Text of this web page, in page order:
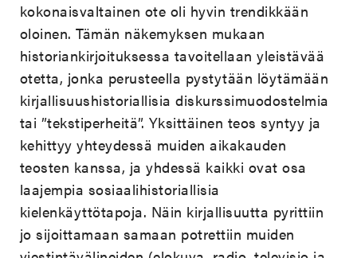
kokonaisvaltainen ote oli hyvin trendikkään
oloinen. Tämän näkemyksen mukaan
historiankirjoituksessa tavoitellaan yleistävää
otetta, jonka perusteella pystytään löytämään
kirjallisuushistoriallisia diskurssimuodostelmia
tai ”tekstiperheitä”. Yksittäinen teos syntyy ja
kehittyy yhteydessä muiden aikakauden
teosten kanssa, ja yhdessä kaikki ovat osa
laajempia sosiaalihistoriallisia
kielenkäyttötapoja. Näin kirjallisuutta pyrittiin
jo sijoittamaan samaan potrettiin muiden